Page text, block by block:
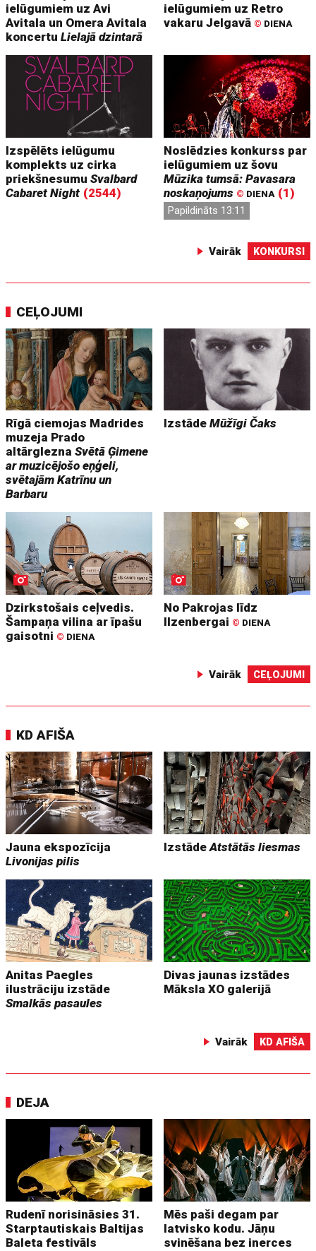
ielūgumiem uz Avi
Avitala un Omera Avitala
koncertuLielajā dzintarā
ielūgumiem uz Retro
vakaru Jelgavā © DIENA
Izspēlēts ielūgumu
komplekts uz cirka
priekšnesumuSvalbard
Cabaret Night (2544)
Noslēdzies konkurss par
ielūgumiem uz šovu
Mūzika tumsā: Pavasara
noskaņojums © DIENA (1)
Papildināts 13:11
Vairāk KONKURSI
CEĻOJUMI
Rīgā ciemojas Madrides
muzeja Prado
altārgleznaSvētā Ģimene
ar muzicējošo eņģeli,
svētajām Katrīnu un
Barbaru
IzstādeMūžīgi Čaks
Dzirkstošais ceļvedis.
Šampaņa vilina ar īpašu
gaisotni © DIENA
No Pakrojas līdz
Ilzenbergai © DIENA
Vairāk CEĻOJUMI
KD AFIŠA
Jauna ekspozīcija
Livonijas pilis
IzstādeAtstātās liesmas
Anitas Paegles
ilustrāciju izstāde
Smalkās pasaules
Divas jaunas izstādes
Māksla XO galerijā
Vairāk KD AFIŠA
DEJA
Rudenī norisināsies 31.
Starptautiskais Baltijas
Baleta festivāls
Mēs paši degam par
latvisko kodu. Jāņu
svinēšana bez inerces